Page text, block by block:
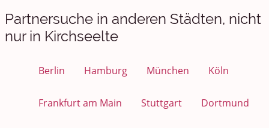
Partnersuche in anderen Städten, nicht
nur in Kirchseelte
Berlin Hamburg München Köln
Frankfurt am Main Stuttgart Dortmund